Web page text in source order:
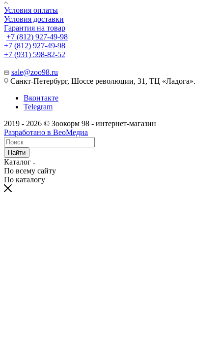
Условия оплаты
Условия доставки
Гарантия на товар
+7 (812) 927-49-98
+7 (812) 927-49-98
+7 (931) 598-82-52
sale@zoo98.ru
Санкт-Петербург, Шоссе революции, 31, ТЦ «Ладога».
Вконтакте
Telegram
2019 - 2026 © Зоокорм 98 - интернет-магазин
Разработано в ВеоМедиа
Найти
Каталог
По всему сайту
По каталогу